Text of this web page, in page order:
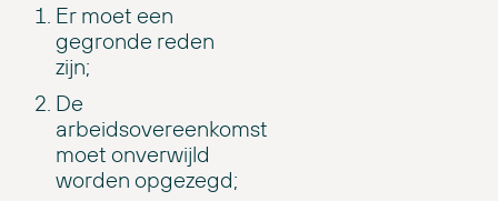
Er moet een
gegronde reden
zijn;
De
arbeidsovereenkomst
moet onverwijld
worden opgezegd;